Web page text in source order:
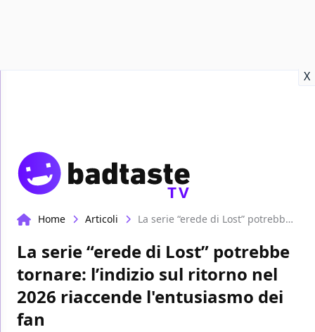
X
TV
Home Articoli La serie “erede di Lost” potrebbe tornare: l’indizio sul ritorno nel 2026 riaccende l'entusiasmo dei fan
La serie “erede di Lost” potrebbe
tornare: l’indizio sul ritorno nel
2026 riaccende l'entusiasmo dei
fan